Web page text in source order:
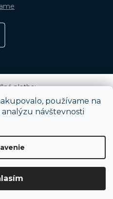
používame na
návštevnosti
platba:
Shoptet